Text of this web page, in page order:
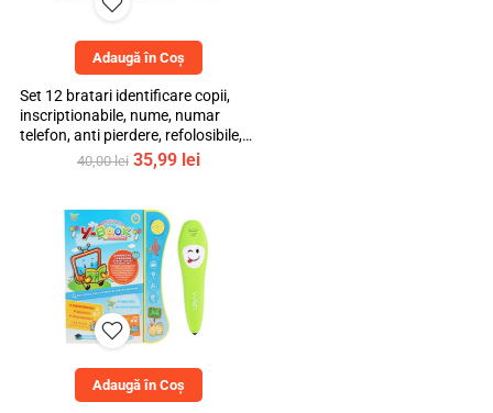
Adaugă în Coș
Set 12 bratari identificare copii,
inscriptionabile, nume, numar
telefon, anti pierdere, refolosibile,
multicolor, bebeLOGIC™
40,00lei Prețul
fost:
40,00 lei.
35,99 leiPrețul
35,99 lei.
Adaugă în Coș